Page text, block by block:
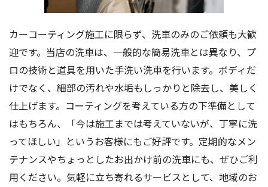
カーコーティング施工に限らず、洗車のみのご依頼も大歓
迎です。当店の洗車は、一般的な簡易洗車とは異なり、プ
ロの技術と道具を用いた手洗い洗車を行います。ボディだ
けでなく、細部の汚れや水垢もしっかりと除去し、美しく
仕上げます。コーティングを考えている方の下準備として
はもちろん、「今は施工までは考えていないが、丁寧に洗
ってほしい」というお客様にもご好評です。定期的なメン
テナンスやちょっとしたお出かけ前の洗車にも、ぜひご利
用ください。気軽に立ち寄れるサービスとして、地域のお